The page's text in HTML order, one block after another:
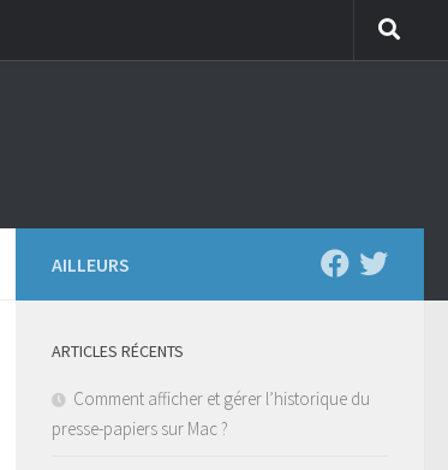
AILLEURS
ARTICLES RÉCENTS
Comment afficher et gérer l’historique du
presse-papiers sur Mac ?